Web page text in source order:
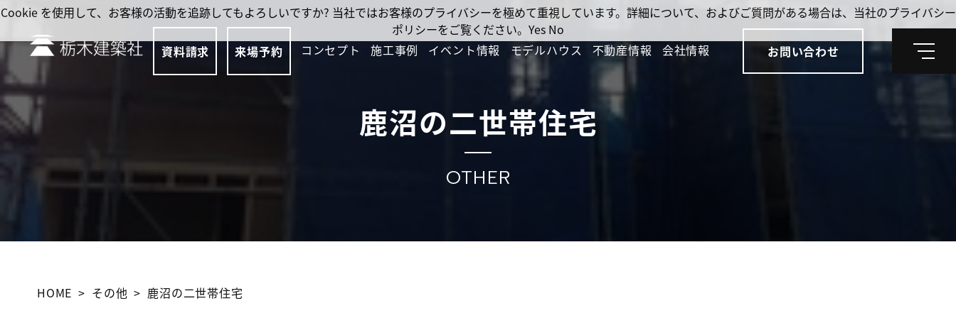
資料請求 来場予約 コンセプト 施工事例 イベント情報 モデルハウス 不動産情報 会社情報 お問い合わせ
メ
鹿沼の二世帯住宅
OTHER
HOME その他 鹿沼の二世帯住宅
Cookie を使用して、お客様の活動を追跡してもよろしいですか? 当社ではお客様のプライバシーを極めて重視しています。詳細について、およびご質問がある場合は、当社のプライバシー
ポリシーをご覧ください。 Yes No